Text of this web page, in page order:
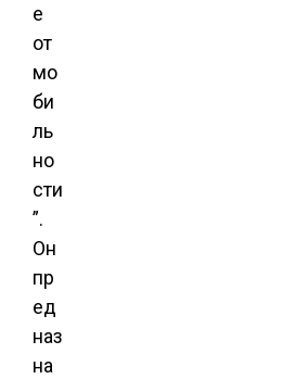
е
от
мо
би
ль
но
сти
”.
Он
пр
ед
наз
на